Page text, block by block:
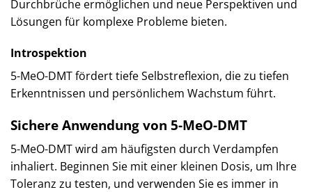
Durchbrüche ermöglichen und neue Perspektiven und
Lösungen für komplexe Probleme bieten.
Introspektion
5-MeO-DMT fördert tiefe Selbstreflexion, die zu tiefen
Erkenntnissen und persönlichem Wachstum führt.
Sichere Anwendung von 5-MeO-DMT
5-MeO-DMT wird am häufigsten durch Verdampfen
inhaliert. Beginnen Sie mit einer kleinen Dosis, um Ihre
Toleranz zu testen, und verwenden Sie es immer in